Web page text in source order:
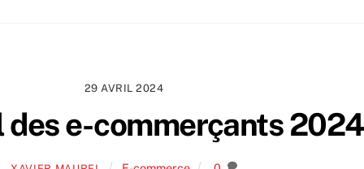
29 AVRIL 2024
des e-commerçants 2024